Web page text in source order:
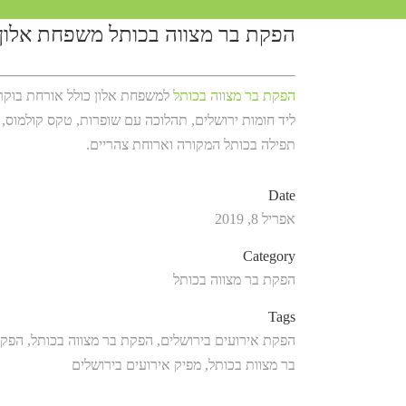
הפקת בר מצווה בכותל משפחת
הפקת בר מצווה בכותל למשפחת אלון כולל אורחת
ליד חומות ירושלים, תהלוכה עם שופרות, טקס קולמוס,
תפילה בכותל המקורה וארוחת צהריים.
Date
אפריל 8, 2019
Category
הפקת בר מצווה בכותל
Tags
הפקת אירועים בירושלים, הפקת בר מצווה בכותל,
בר מצוות בכותל, מפיק אירועים בירושלים